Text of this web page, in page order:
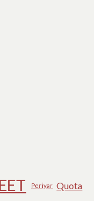
Periyar Quota